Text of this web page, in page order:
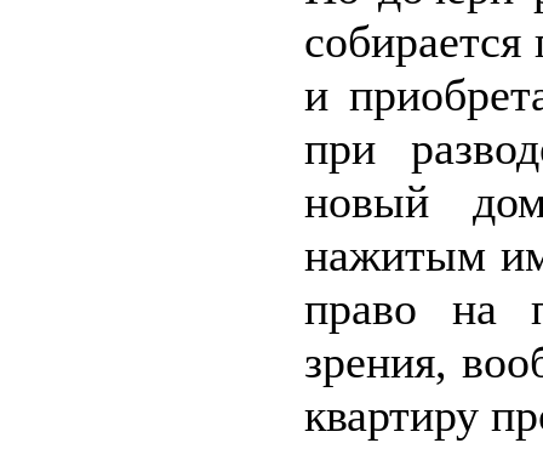
и
при
новый дом
нажитым
право на
зрения,
квартиру